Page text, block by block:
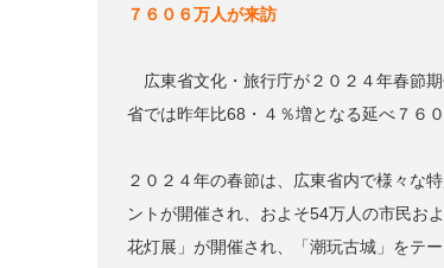
７６０６万人が来訪
広東省文化・旅行庁が２０２４年春節
省では昨年比68・４％増となる延べ７６
２０２４年の春節は、広東省内で様々な
ントが開催され、およそ54万人の市民
花灯展」が開催され、「潮玩古城」をテ